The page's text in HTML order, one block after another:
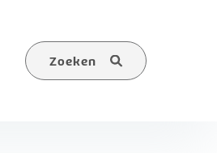
Zoeken
Zoeken